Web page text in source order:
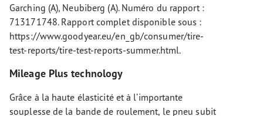
Garching (A), Neubiberg (A). Numéro du rapport :
713171748. Rapport complet disponible sous :
https://www.goodyear.eu/en_gb/consumer/tire-
test-reports/tire-test-reports-summer.html.
Mileage Plus technology
Grâce à la haute élasticité et à l’importante
souplesse de la bande de roulement, le pneu subit